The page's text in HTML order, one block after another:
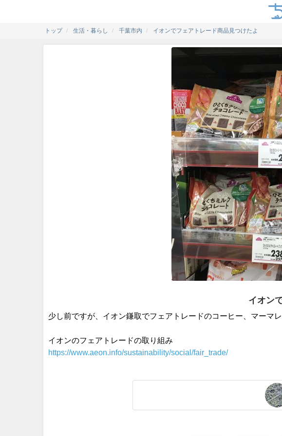
トップ 生活・暮らし 千葉市内 イオンでフェアトレード商品見つけたよ
イオン
少し前ですが、イオン鎌取でフェアトレードのコーヒー、マーマ
イオンのフェアトレードの取り組み
https://www.aeon.info/sustainability/social/fair_trade/